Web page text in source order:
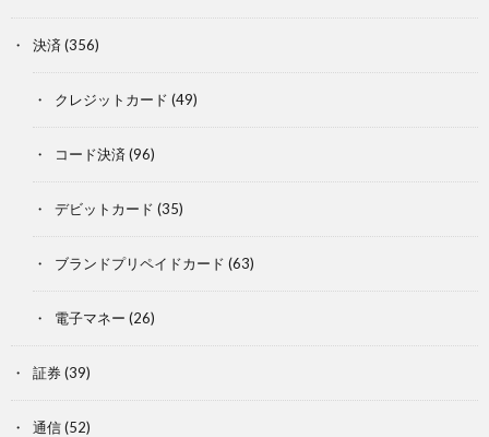
決済 (356)
クレジットカード (49)
コード決済 (96)
デビットカード (35)
ブランドプリペイドカード (63)
電子マネー (26)
証券(39)
通信(52)